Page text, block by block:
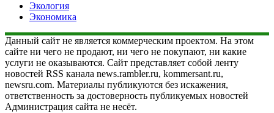
Экология
Экономика
Данный сайт не является коммерческим проектом. На этом
сайте ни чего не продают, ни чего не покупают, ни какие
услуги не оказываются. Сайт представляет собой ленту
новостей RSS канала news.rambler.ru, kommersant.ru,
newsru.com. Материалы публикуются без искажения,
ответственность за достоверность публикуемых новостей
Администрация сайта не несёт.